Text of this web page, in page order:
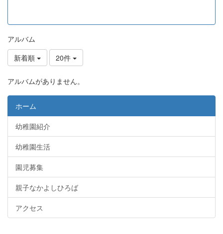
アルバム
新着順
20件
アルバムがありません。
ホーム
幼稚園紹介
幼稚園生活
園児募集
親子なかよしひろば
アクセス